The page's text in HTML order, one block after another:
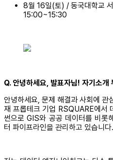
8월 16일(토) / 동국대학교
15:00~15:30
Q. 안녕하세요, 발표자님! 자기소개
안녕하세요, 문제 해결과 사회에 관
재 프롭테크 기업 RSQUARE에서
썬으로 GIS와 공공 데이터를 비롯
터 파이프라인을 관리하고 있습니다.